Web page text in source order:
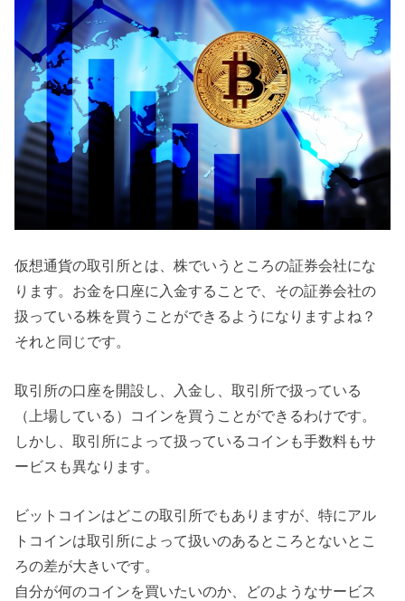
仮想通貨の取引所とは、株でいうところの証券会社にな
ります。お金を口座に入金することで、その証券会社の
扱っている株を買うことができるようになりますよね？
それと同じです。
取引所の口座を開設し、入金し、取引所で扱っている
（上場している）コインを買うことができるわけです。
しかし、取引所によって扱っているコインも手数料もサ
ービスも異なります。
ビットコインはどこの取引所でもありますが、特にアル
トコインは取引所によって扱いのあるところとないとこ
ろの差が大きいです。
自分が何のコインを買いたいのか、どのようなサービス